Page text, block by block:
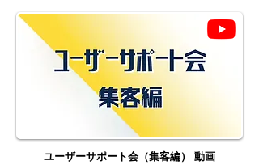
ユーザーサポート会（集客編） 動画